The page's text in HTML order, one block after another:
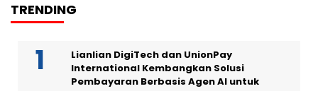
TRENDING
Lianlian DigiTech dan UnionPay
International Kembangkan Solusi
Pembayaran Berbasis Agen AI untuk